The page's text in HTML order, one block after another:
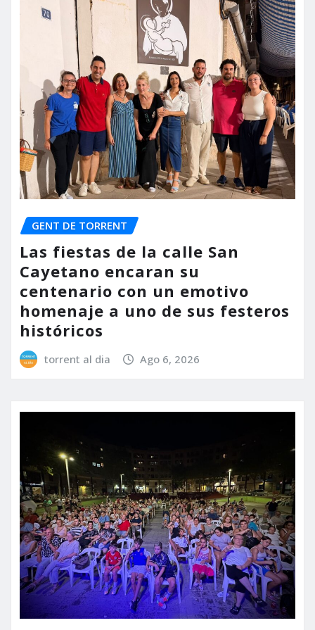
GENT DE TORRENT
Las fiestas de la calle San
Cayetano encaran su
centenario con un emotivo
homenaje a uno de sus festeros
históricos
torrent al dia Ago 6, 2026